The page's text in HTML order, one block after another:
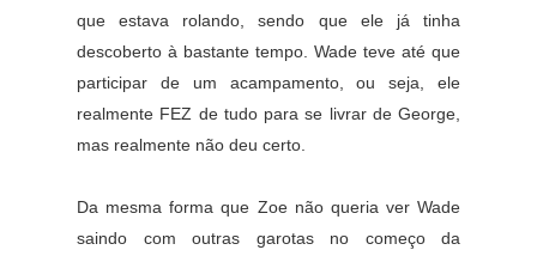
que estava rolando, sendo que ele já tinha
descoberto à bastante tempo. Wade teve até que
participar de um acampamento, ou seja, ele
realmente FEZ de tudo para se livrar de George,
mas realmente não deu certo.
Da mesma forma que Zoe não queria ver Wade
saindo com outras garotas no começo da